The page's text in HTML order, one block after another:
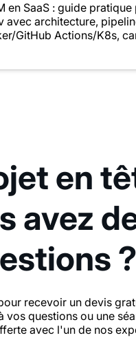
en SaaS : guide pratique
avec architecture,
GitHub Actions/K8s,
en
avez
?
recevoir un devis
vos questions ou une
avec l'un de nos